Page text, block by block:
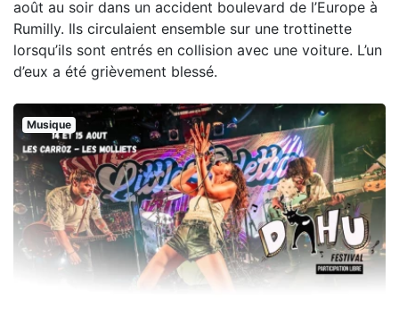
août au soir dans un accident boulevard de l’Europe à
Rumilly. Ils circulaient ensemble sur une trottinette
lorsqu’ils sont entrés en collision avec une voiture. L’un
d’eux a été grièvement blessé.
Musique